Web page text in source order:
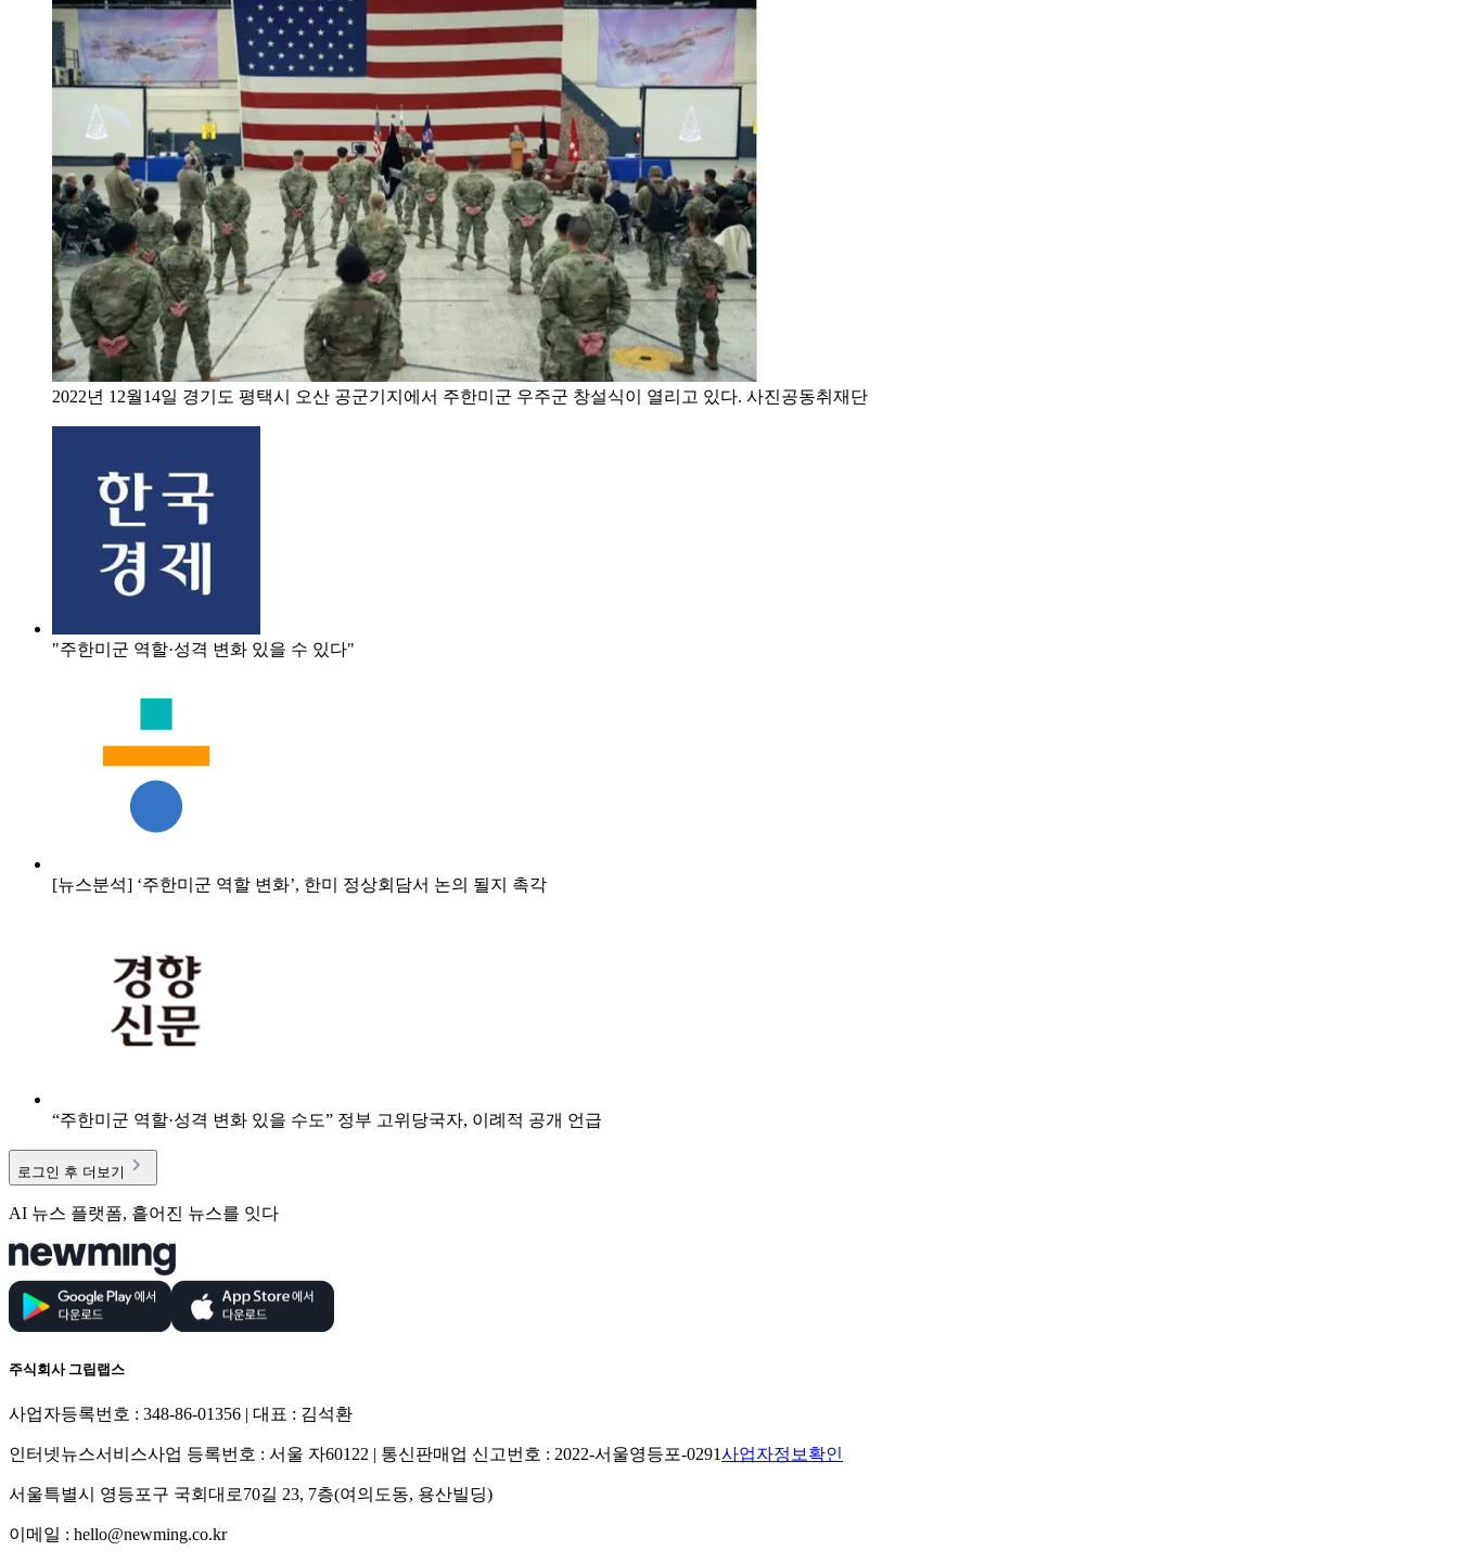
2022년 12월14일 경기도 평택시 오산 공군기지에서 주한미군 우주군 창설식이 열리고 있다. 사진공동취재단
"주한미군 역할·성격 변화 있을 수 있다"
[뉴스분석] ‘주한미군 역할 변화’, 한미 정상회담서 논의 될지 촉각
“주한미군 역할·성격 변화 있을 수도” 정부 고위당국자, 이례적 공개 언급
로그인 후 더보기
AI 뉴스 플랫폼, 흩어진 뉴스를 잇다
주식회사 그립랩스
사업자등록번호 : 348-86-01356 | 대표 : 김석환
인터넷뉴스서비스사업 등록번호 : 서울 자60122 | 통신판매업 신고번호 : 2022-서울영등포-0291사업자정보확인
서울특별시 영등포구 국회대로70길 23, 7층(여의도동, 용산빌딩)
이메일 : hello@newming.co.kr